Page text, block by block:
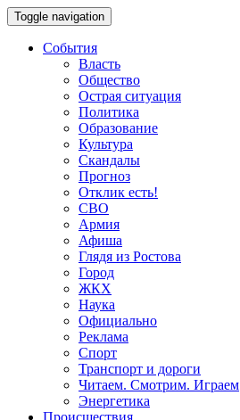
Toggle navigation
События
Власть
Общество
Острая ситуация
Политика
Образование
Культура
Скандалы
Прогноз
Отклик есть!
СВО
Армия
Афиша
Глядя из Ростова
Город
ЖКХ
Наука
Официально
Реклама
Спорт
Транспорт и дороги
Читаем. Смотрим. Играем
Энергетика
Происшествия